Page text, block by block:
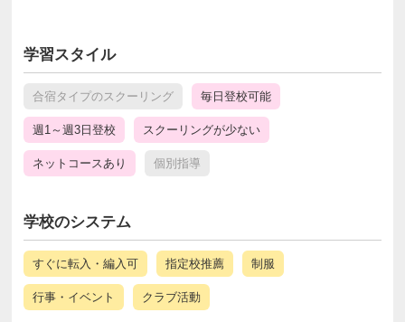
学習スタイル
合宿タイプのスクーリング 毎日登校可能
週1～週3日登校 スクーリングが少ない
ネットコースあり 個別指導
学校のシステム
すぐに転入・編入可 指定校推薦 制服
行事・イベント クラブ活動